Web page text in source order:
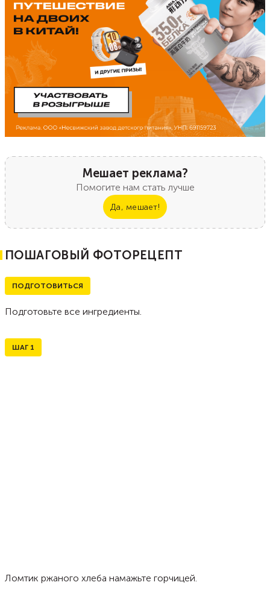
Мешает реклама?
Помогите нам стать лучше
Да, мешает!
ПОШАГОВЫЙ ФОТОРЕЦЕПТ
ПОДГОТОВИТЬСЯ
Подготовьте все ингредиенты.
ШАГ 1
Ломтик ржаного хлеба намажьте горчицей.